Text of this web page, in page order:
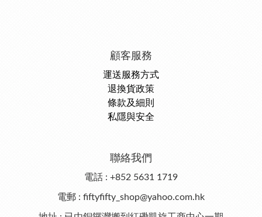
顧客服務
運送服務方式
退換貨政策
條款及細則
私隱與安全
聯絡我們
電話 : +852 5631 1719
電郵 : fiftyfifty_shop@yahoo.com.hk